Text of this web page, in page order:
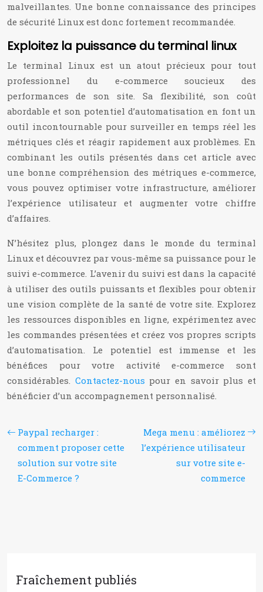
malveillantes. Une bonne connaissance des principes
de sécurité Linux est donc fortement recommandée.
Exploitez la puissance du terminal linux
Le terminal Linux est un atout précieux pour tout
professionnel du e-commerce soucieux des
performances de son site. Sa flexibilité, son coût
abordable et son potentiel d’automatisation en font un
outil incontournable pour surveiller en temps réel les
métriques clés et réagir rapidement aux problèmes. En
combinant les outils présentés dans cet article avec
une bonne compréhension des métriques e-commerce,
vous pouvez optimiser votre infrastructure, améliorer
l’expérience utilisateur et augmenter votre chiffre
d’affaires.
N’hésitez plus, plongez dans le monde du terminal
Linux et découvrez par vous-même sa puissance pour le
suivi e-commerce. L’avenir du suivi est dans la capacité
à utiliser des outils puissants et flexibles pour obtenir
une vision complète de la santé de votre site. Explorez
les ressources disponibles en ligne, expérimentez avec
les commandes présentées et créez vos propres scripts
d’automatisation. Le potentiel est immense et les
bénéfices pour votre activité e-commerce sont
considérables. Contactez-nous pour en savoir plus et
bénéficier d’un accompagnement personnalisé.
Paypal recharger :
comment proposer cette
solution sur votre site
E-Commerce ?
Mega menu : améliorez
l’expérience utilisateur
sur votre site e-
commerce
Fraîchement publiés